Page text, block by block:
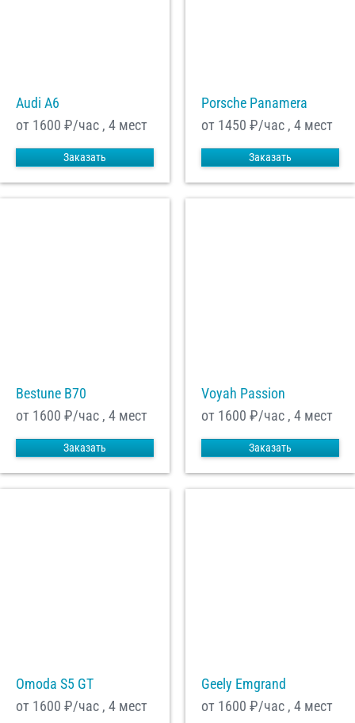
Audi A6
от 1600 ₽/час , 4 мест
Заказать
Porsche Panamera
от 1450 ₽/час , 4 мест
Заказать
Bestune B70
от 1600 ₽/час , 4 мест
Заказать
Voyah Passion
от 1600 ₽/час , 4 мест
Заказать
Omoda S5 GT
от 1600 ₽/час , 4 мест
Geely Emgrand
от 1600 ₽/час , 4 мест